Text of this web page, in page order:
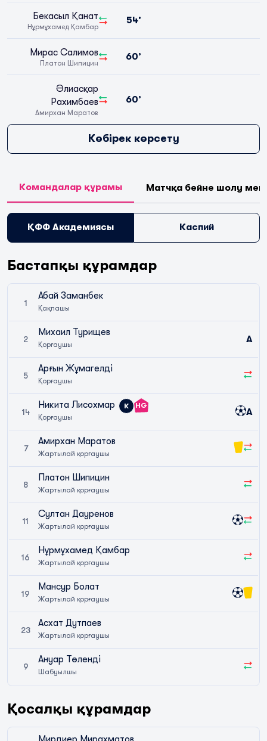
Бекасыл Қанат
Нұрмұхамед Қамбар
54’
Мирас Салимов
Платон Шипицин
60’
Әлиасқар
Рахимбаев
Амирхан Маратов
60’
Көбірек көрсету
Командалар құрамы Матчқа бейне шолу
ҚФФ Академиясы Каспий
Бастапқы құрамдар
1
Абай Заманбек
Қақпашы
2
Михаил Турищев
Қорғаушы A
5
Арғын Жұмагелді
Қорғаушы
14
Никита Лисохмар
Қорғаушы
К HG
A
7
Амирхан Маратов
Жартылай қорғаушы
8
Платон Шипицин
Жартылай қорғаушы
11
Султан Дауренов
Жартылай қорғаушы
16
Нұрмұхамед Қамбар
Жартылай қорғаушы
19
Мансур Болат
Жартылай қорғаушы
23
Асхат Дутпаев
Жартылай қорғаушы
9
Ануар Төленді
Шабуылшы
Қосалқы құрамдар